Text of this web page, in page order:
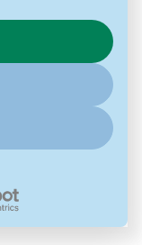
reklám.
s cookies a
domáce